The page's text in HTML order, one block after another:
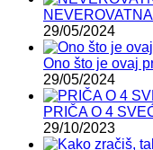
29/05/2024
Ono što je ovaj
29/05/2024
PRIČA O 4
29/10/2023